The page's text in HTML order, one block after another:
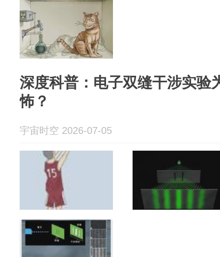
深度科普：电子双缝干涉实验
怖？
宇宙时空 2026-07-05